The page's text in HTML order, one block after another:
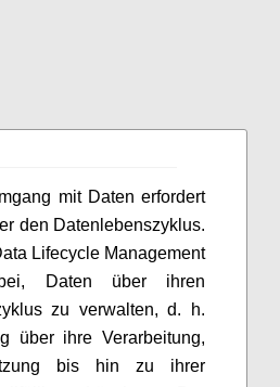
mit Daten erfordert
den Datenlebenszyklus.
Lifecycle Management
Daten über ihren
zu verwalten, d. h.
über ihre Verarbeitung,
bis hin zu ihrer